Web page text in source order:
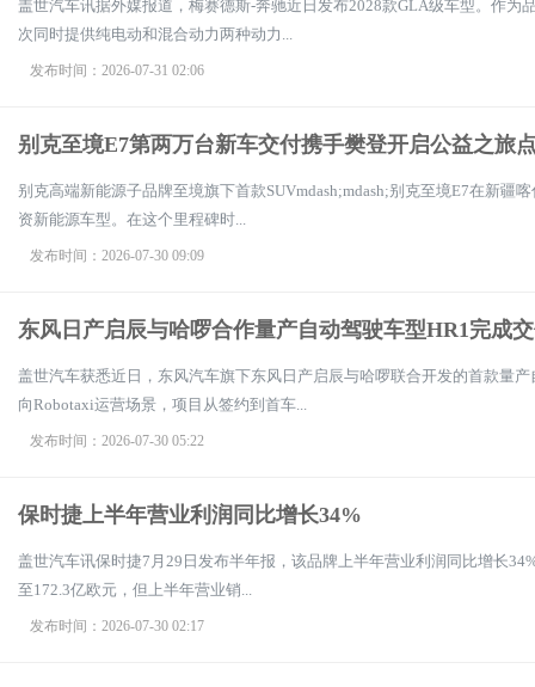
盖世汽车讯据外媒报道，梅赛德斯-奔驰近日发布2028款GLA级车型。作为
次同时提供纯电动和混合动力两种动力...
发布时间：2026-07-31 02:06
别克至境E7第两万台新车交付携手樊登开启公益之旅
别克高端新能源子品牌至境旗下首款SUVmdash;mdash;别克至境E7在新疆
资新能源车型。在这个里程碑时...
发布时间：2026-07-30 09:09
东风日产启辰与哈啰合作量产自动驾驶车型HR1完成
盖世汽车获悉近日，东风汽车旗下东风日产启辰与哈啰联合开发的首款量
向Robotaxi运营场景，项目从签约到首车...
发布时间：2026-07-30 05:22
保时捷上半年营业利润同比增长34%
盖世汽车讯保时捷7月29日发布半年报，该品牌上半年营业利润同比增长
至172.3亿欧元，但上半年营业销...
发布时间：2026-07-30 02:17